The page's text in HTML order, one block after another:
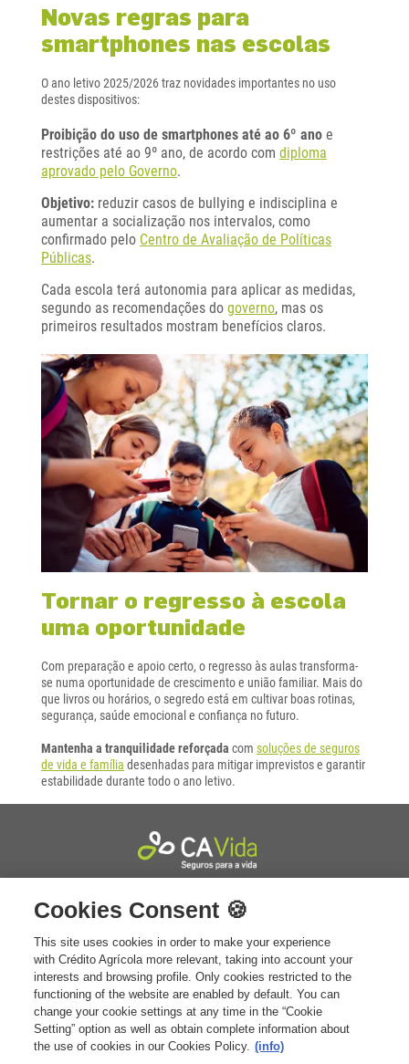
Novas regras para
smartphones nas escolas
O ano letivo 2025/2026 traz novidades importantes no uso
destes dispositivos:
Proibição do uso de smartphones até ao 6º ano e
restrições até ao 9º ano, de acordo com diploma
aprovado pelo Governo.
Objetivo: reduzir casos de bullying e indisciplina e
aumentar a socialização nos intervalos, como
confirmado pelo Centro de Avaliação de Políticas
Públicas.
Cada escola terá autonomia para aplicar as medidas,
segundo as recomendações do governo, mas os
primeiros resultados mostram benefícios claros.
Tornar o regresso à escola
uma oportunidade
Com preparação e apoio certo, o regresso às aulas transforma-
se numa oportunidade de crescimento e união familiar. Mais do
que livros ou horários, o segredo está em cultivar boas rotinas,
segurança, saúde emocional e confiança no futuro.
Mantenha a tranquilidade reforçada com soluções de seguros
de vida e família desenhadas para mitigar imprevistos e garantir
estabilidade durante todo o ano letivo.
Contacto Geral:Custo de chamada para
8h30 às 17h30 - dias úteis.
Envie-nos uma mensagem
As suas dúvidas serão esclarecidas o
mais breve possível.
+351 211 111 801
Contacto Assistência Médica: Custo de
chamada para rede fixa nacional.
Cookies Consent 🍪
This site uses cookies in order to make your experience
with Crédito Agrícola more relevant, taking into account your
interests and browsing profile. Only cookies restricted to the
functioning of the website are enabled by default. You can
change your cookie settings at any time in the “Cookie
Setting” option as well as obtain complete information about
the use of cookies in our Cookies Policy. (info)